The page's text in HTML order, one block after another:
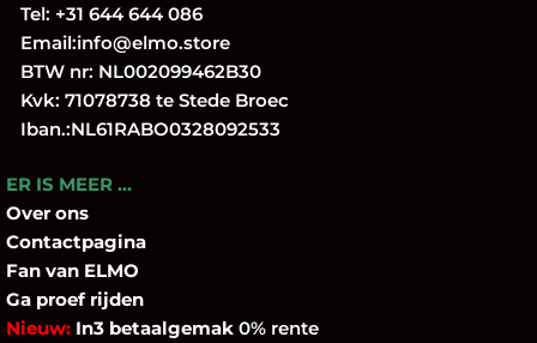
Tel: +31 644 644 086
Email:info@elmo.store
BTW nr: NL002099462B30
Kvk: 71078738 te Stede Broec
Iban.:NL61RABO0328092533
ER IS MEER …
Over ons
Contactpagina
Fan van ELMO
Ga proef rijden
Nieuw: In3 betaalgemak 0% rente